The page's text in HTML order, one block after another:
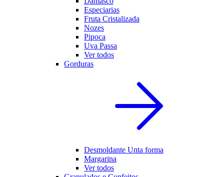
Especiarias
Fruta Cristalizada
Nozes
Pipoca
Uva Passa
Ver todos
Gorduras
Desmoldante Unta forma
Margarina
Ver todos